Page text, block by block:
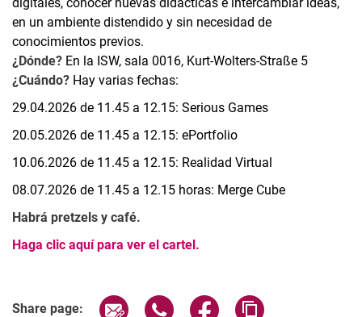
en un ambiente distendido y sin necesidad de
conocimientos previos.
¿Dónde? En la ISW, sala 0016, Kurt-Wolters-Straße 5
¿Cuándo? Hay varias fechas:
29.04.2026 de 11.45 a 12.15: Serious Games
20.05.2026 de 11.45 a 12.15: ePortfolio
10.06.2026 de 11.45 a 12.15: Realidad Virtual
08.07.2026 de 11.45 a 12.15 horas: Merge Cube
Habrá pretzels y café.
Haga clic aquí para ver el cartel.
Share page: Share page via email
Share page via WhatsApp
Share page via